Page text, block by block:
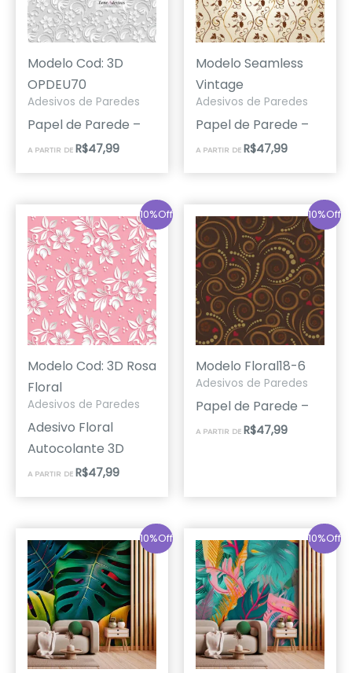
Modelo Cod: 3D
OPDEU70
Adesivos de Paredes
Papel de Parede –
A PARTIR DE R$47,99
Modelo Seamless
Vintage
Adesivos de Paredes
Papel de Parede –
A PARTIR DE R$47,99
10%Off
Modelo Cod: 3D Rosa
Floral
Adesivos de Paredes
Adesivo Floral
Autocolante 3D
A PARTIR DE R$47,99
10%Off
Modelo Floral18-6
Adesivos de Paredes
Papel de Parede –
A PARTIR DE R$47,99
10%Off 10%Off